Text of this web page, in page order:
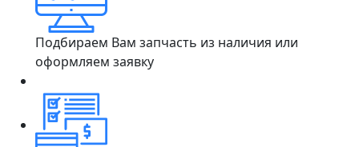
Подбираем Вам запчасть из наличия или
оформляем заявку